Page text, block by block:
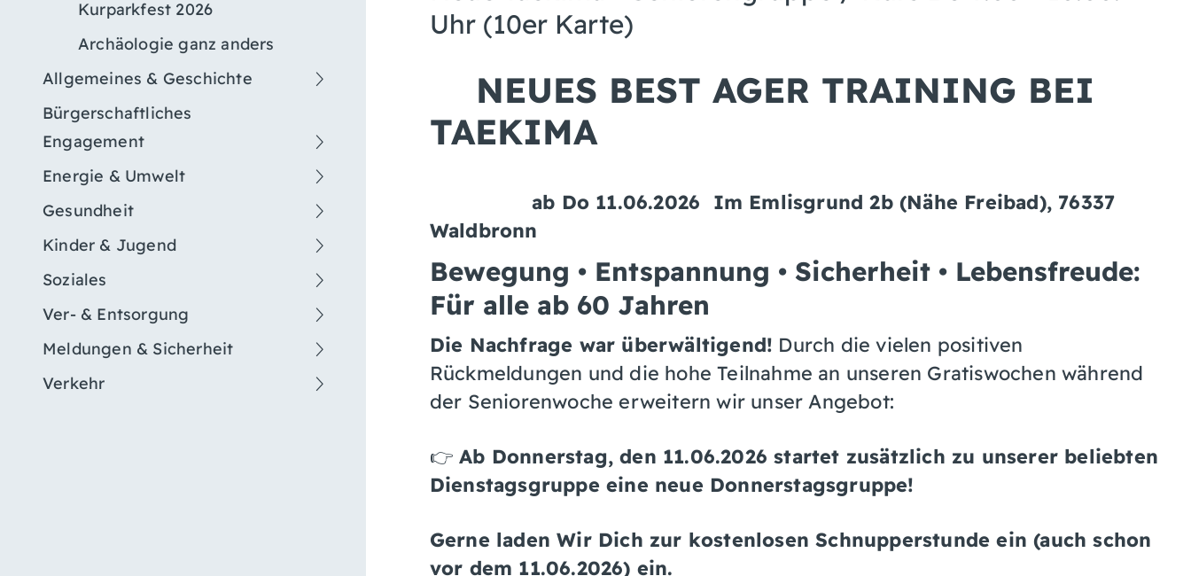
Kurparkfest 2026
Archäologie ganz anders
Allgemeines & Geschichte
Bürgerschaftliches
Engagement
Energie & Umwelt
Gesundheit
Kinder & Jugend
Soziales
Ver- & Entsorgung
Meldungen & Sicherheit
Verkehr
Uhr (10er Karte)
NEUES BEST AGER TRAINING BEI
TAEKIMA
ab Do 11.06.2026 Im Emlisgrund 2b (Nähe Freibad), 76337
Waldbronn
Bewegung • Entspannung • Sicherheit • Lebensfreude:
Für alle ab 60 Jahren
Die Nachfrage war überwältigend! Durch die vielen positiven
Rückmeldungen und die hohe Teilnahme an unseren Gratiswochen während
der Seniorenwoche erweitern wir unser Angebot:
👉Ab Donnerstag, den 11.06.2026 startet zusätzlich zu unserer beliebten
Dienstagsgruppe eine neue Donnerstagsgruppe!
Gerne laden Wir Dich zur kostenlosen Schnupperstunde ein (auch schon
vor dem 11.06.2026) ein.